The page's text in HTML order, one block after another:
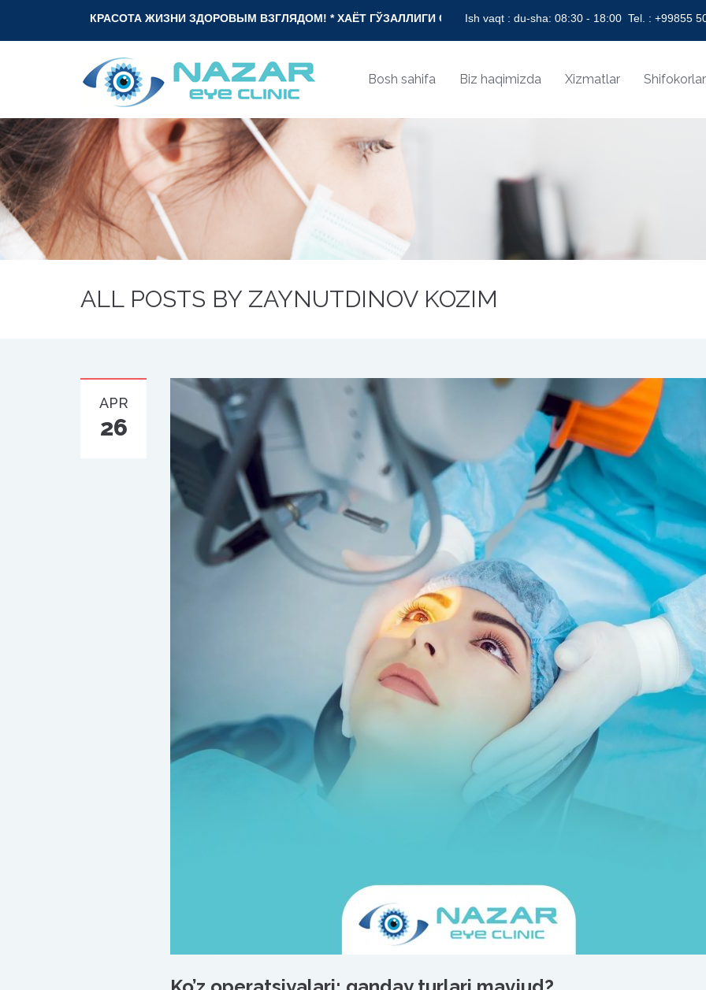
КРАСОТА ЖИЗНИ ЗДОРОВЫМ ВЗГЛЯДОМ! * ХАЁТ ГЎЗАЛЛИГИ СОҒЛОМ НИГОҲ БИЛАН! * BEAUTY OF LIFE WITH HEALTHY
Ish vaqt : du-sha: 08:30 - 18:00Tel. : +99855
Bosh sahifa Biz haqimizda Xizmatlar Shifokorlar
ALL POSTS BY ZAYNUTDINOV KOZIM
APR
26